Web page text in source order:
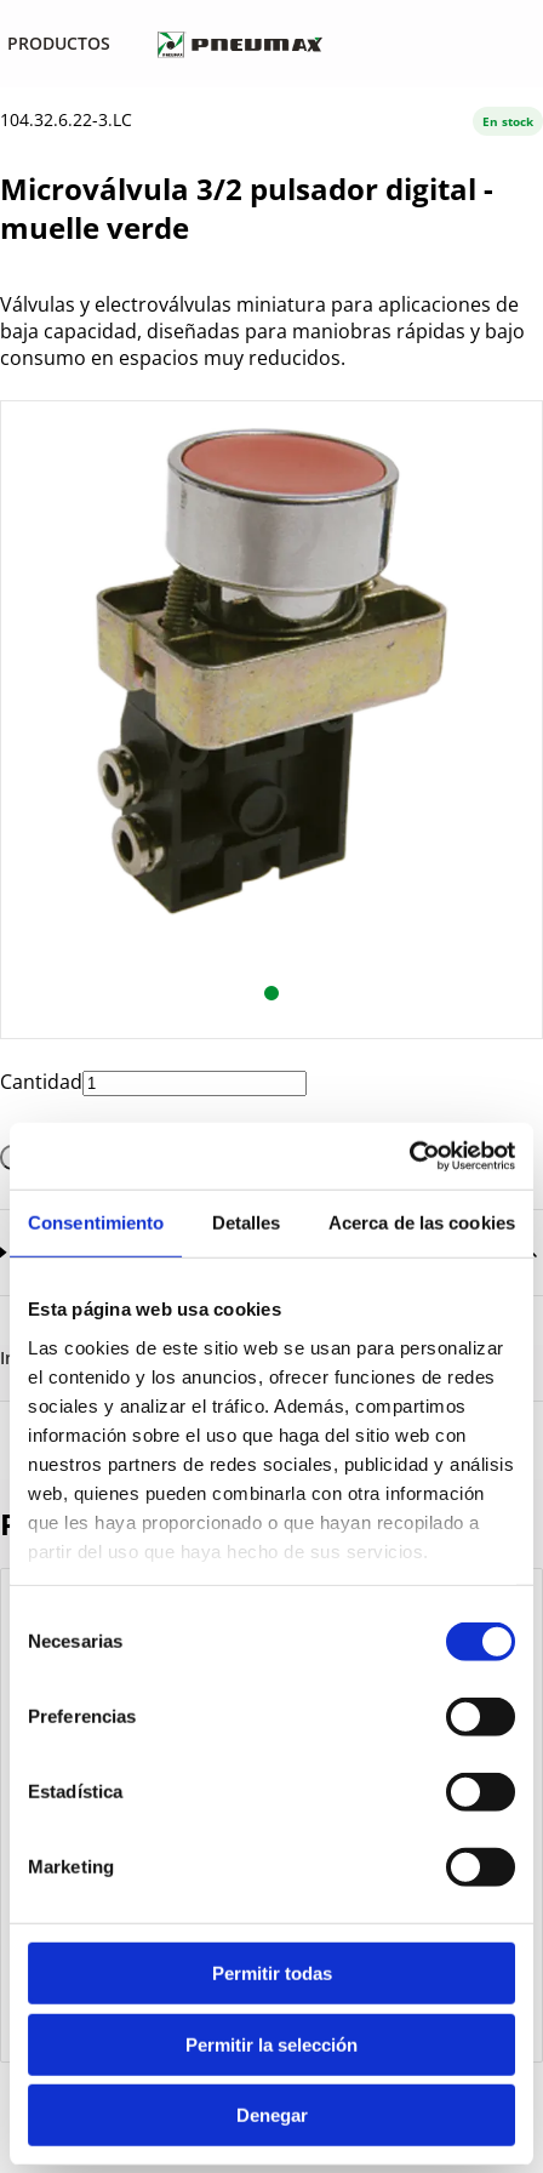
Consentimiento Detalles Acerca de las cookies
Esta página web usa cookies
Las cookies de este sitio web se usan para personalizar
el contenido y los anuncios, ofrecer funciones de redes
sociales y analizar el tráfico. Además, compartimos
información sobre el uso que haga del sitio web con
nuestros partners de redes sociales, publicidad y análisis
web, quienes pueden combinarla con otra información
que les haya proporcionado o que hayan recopilado a
partir del uso que haya hecho de sus servicios.
Necesarias
Preferencias
Estadística
Marketing
Permitir todas
Permitir la selección
Denegar
PRODUCTOS
104.32.6.22-3.LC
Microválvula 3/2 pulsador digital -
muelle verde
Válvulas y electroválvulas miniatura para aplicaciones de
baja capacidad, diseñadas para maniobras rápidas y bajo
consumo en espacios muy reducidos.
En stock
Cantidad
Documentación
CatalogoGeneral-EN.pdf
Serie_104.pdf
Descargar
Información destacadaDetalles técnicosVista 3D
Productos destacados